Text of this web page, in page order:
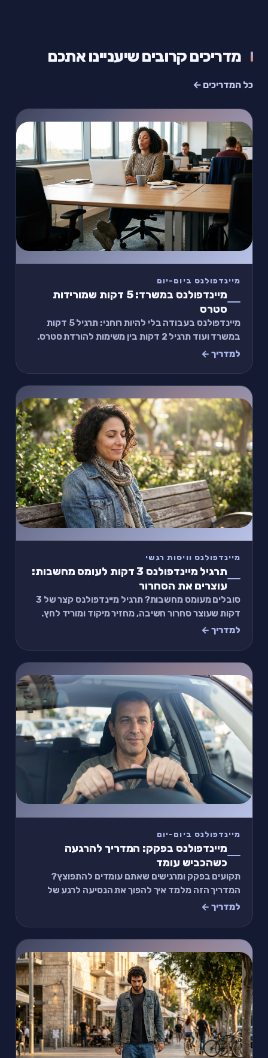
מדריכים קרובים שיעניינו אתכם
כל המדריכים ←
מיינדפולנס ביום-יום
מיינדפולנס במשרד: 5 דקות שמורידות
סטרס
מיינדפולנס בעבודה בלי להיות רוחני: תרגיל 5 דקות
במשרד ועוד תרגיל 2 דקות בין משימות להורדת סטרס.
למדריך ←
מיינדפולנס וויסות רגשי
תרגיל מיינדפולנס 3 דקות לעומס מחשבות:
עוצרים את הסחרור
סובלים מעומס מחשבות? תרגיל מיינדפולנס קצר של 3
דקות שעוצר סחרור חשיבה, מחזיר מיקוד ומוריד לחץ.
בלי ניסיון קודם, בלי ציוד.
למדריך ←
מיינדפולנס ביום-יום
מיינדפולנס בפקק: המדריך להרגעה
כשהכביש עומד
תקועים בפקק ומרגישים שאתם עומדים להתפוצץ?
המדריך הזה מלמד איך להפוך את הנסיעה לרגע של
שקט — עם תרגול מיינדפולנס פשוט שעובד.
למדריך ←